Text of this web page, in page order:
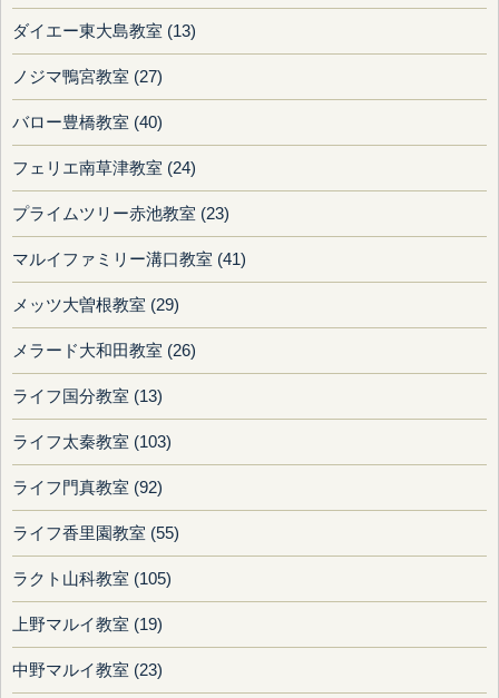
ダイエー東大島教室 (13)
ノジマ鴨宮教室 (27)
バロー豊橋教室 (40)
フェリエ南草津教室 (24)
プライムツリー赤池教室 (23)
マルイファミリー溝口教室 (41)
メッツ大曽根教室 (29)
メラード大和田教室 (26)
ライフ国分教室 (13)
ライフ太秦教室 (103)
ライフ門真教室 (92)
ライフ香里園教室 (55)
ラクト山科教室 (105)
上野マルイ教室 (19)
中野マルイ教室 (23)